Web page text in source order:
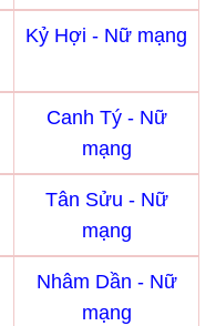
Kỷ Hợi - Nữ mạng
Canh Tý - Nữ
mạng
Tân Sửu - Nữ
mạng
Nhâm Dần - Nữ
mạng